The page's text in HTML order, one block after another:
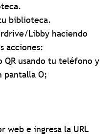
biblioteca.
Libby haciendo
acciones:
QR usando tu teléfono y
pantalla O;
web e ingresa la URL